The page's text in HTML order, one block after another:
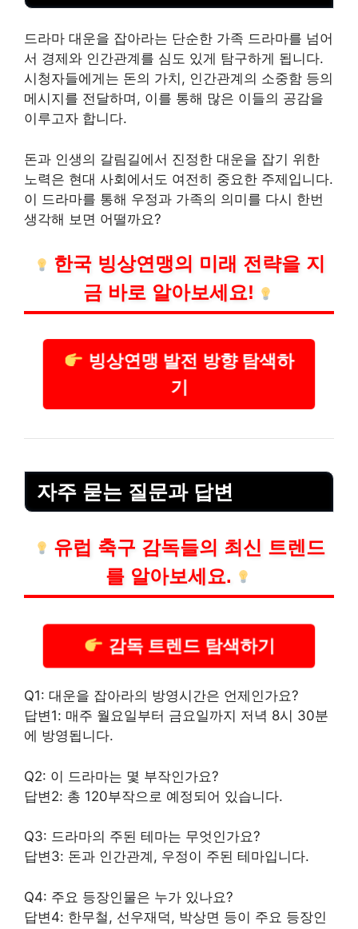
드라마 대운을 잡아라는 단순한 가족 드라마를 넘어
서 경제와 인간관계를 심도 있게 탐구하게 됩니다.
시청자들에게는 돈의 가치, 인간관계의 소중함 등의
메시지를 전달하며, 이를 통해 많은 이들의 공감을
이루고자 합니다.
돈과 인생의 갈림길에서 진정한 대운을 잡기 위한
노력은 현대 사회에서도 여전히 중요한 주제입니다.
이 드라마를 통해 우정과 가족의 의미를 다시 한번
생각해 보면 어떨까요?
한국 빙상연맹의 미래 전략을 지
금 바로 알아보세요!
빙상연맹 발전 방향 탐색하
기
자주 묻는 질문과 답변
유럽 축구 감독들의 최신 트렌드
를 알아보세요.
감독 트렌드 탐색하기
Q1: 대운을 잡아라의 방영시간은 언제인가요?
답변1: 매주 월요일부터 금요일까지 저녁 8시 30분
에 방영됩니다.
Q2: 이 드라마는 몇 부작인가요?
답변2: 총 120부작으로 예정되어 있습니다.
Q3: 드라마의 주된 테마는 무엇인가요?
답변3: 돈과 인간관계, 우정이 주된 테마입니다.
Q4: 주요 등장인물은 누가 있나요?
답변4: 한무철, 선우재덕, 박상면 등이 주요 등장인